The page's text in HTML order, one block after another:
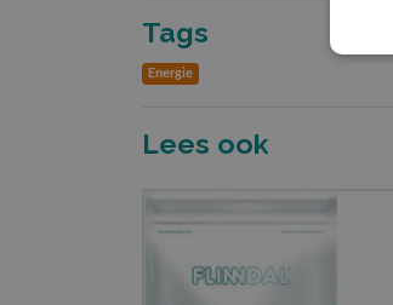
Tags
Energie
Lees ook